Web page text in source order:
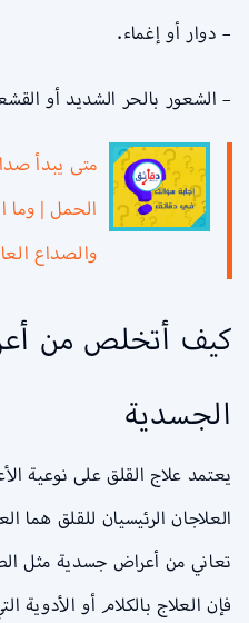
– دوار أو إغماء.
– الشعور بالحر الشديد أو
متى يبدأ
الحمل | وما
والصداع
كيف أتخلص من
الجسدية
يعتمد علاج القلق على نوعية
العلاجان الرئيسيان للقلق هما
تعاني من أعراض جسدية مثل
فإن العلاج بالكلام أو